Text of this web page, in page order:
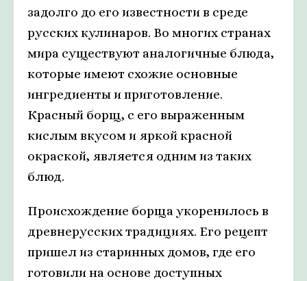
задолго до его известности в среде
русских кулинаров. Во многих странах
мира существуют аналогичные блюда,
которые имеют схожие основные
ингредиенты и приготовление.
Красный борщ, с его выраженным
кислым вкусом и яркой красной
окраской, является одним из таких
блюд.
Происхождение борща укоренилось в
древнерусских традициях. Его рецепт
пришел из старинных домов, где его
готовили на основе доступных